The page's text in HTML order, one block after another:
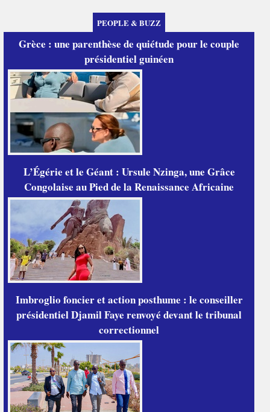
PEOPLE & BUZZ
Grèce : une parenthèse de quiétude pour le couple
présidentiel guinéen
L’Égérie et le Géant : Ursule Nzinga, une Grâce
Congolaise au Pied de la Renaissance Africaine
Imbroglio foncier et action posthume : le conseiller
présidentiel Djamil Faye renvoyé devant le tribunal
correctionnel